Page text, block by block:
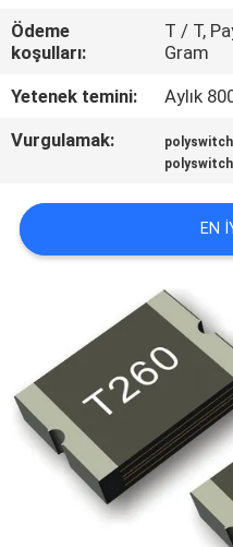
BIR
ISTEĞI
SITE
HARITASI
PRIVACY
Ödeme
koşulları:
T / T,
Gram
Yetenek temini:
Aylık
Vurgulamak:
EN